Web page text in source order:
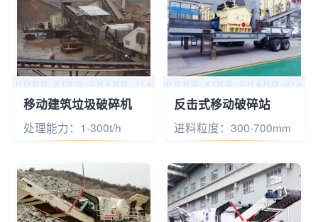
移动建筑垃圾破碎机
处理能力：1-300t/h
反击式移动破碎站
进料粒度：300-700mm